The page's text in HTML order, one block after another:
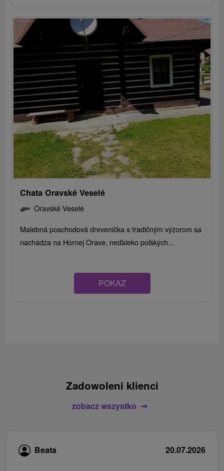
Chata Oravské Veselé
Oravské Veselé
Malebná poschodová drevenička s tradičným výzorom sa
nachádza na Hornej Orave, neďaleko poľských...
POKAZ
Zadowoleni klienci
zobacz wszystko
Beata 20.07.2026